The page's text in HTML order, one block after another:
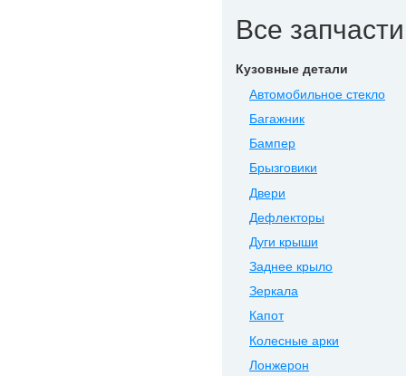
Все
Кузовные детали
Автомобильное стекло
Багажник
Бампер
Брызговики
Двери
Дефлекторы
Дуги крыши
Заднее крыло
Зеркала
Капот
Колесные арки
Лонжерон